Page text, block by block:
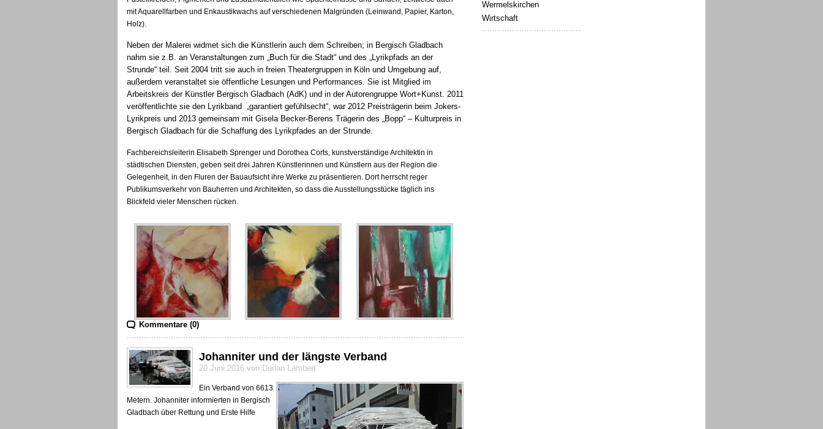
mit Aquarellfarben und Enkaustikwachs auf verschiedenen Malgründen (Leinwand, Papier, Karton,
Holz).
Neben der Malerei widmet sich die Künstlerin auch dem Schreiben; in Bergisch Gladbach
nahm sie z.B. an Veranstaltungen zum „Buch für die Stadt“ und des „Lyrikpfads an der
Strunde“ teil. Seit 2004 tritt sie auch in freien Theatergruppen in Köln und Umgebung auf,
außerdem veranstaltet sie öffentliche Lesungen und Performances. Sie ist Mitglied im
Arbeitskreis der Künstler Bergisch Gladbach (AdK) und in der Autorengruppe Wort+Kunst. 2011
veröffentlichte sie den Lyrikband „garantiert gefühlsecht“, war 2012 Preisträgerin beim Jokers-
Lyrikpreis und 2013 gemeinsam mit Gisela Becker-Berens Trägerin des „Bopp“ – Kulturpreis in
Bergisch Gladbach für die Schaffung des Lyrikpfades an der Strunde.
Fachbereichsleiterin Elisabeth Sprenger und Dorothea Corts, kunstverständige Architektin in
städtischen Diensten, geben seit drei Jahren Künstlerinnen und Künstlern aus der Region die
Gelegenheit, in den Fluren der Bauaufsicht ihre Werke zu präsentieren. Dort herrscht reger
Publikumsverkehr von Bauherren und Architekten, so dass die Ausstellungsstücke täglich ins
Blickfeld vieler Menschen rücken.
Kommentare (0)
Johanniter und der längste Verband
20 Juni 2016 von Darian Lambert
Ein Verband von 6613
Metern. Johanniter informierten in Bergisch
Gladbach über Rettung und Erste Hilfe
Wermelskirchen
Wirtschaft